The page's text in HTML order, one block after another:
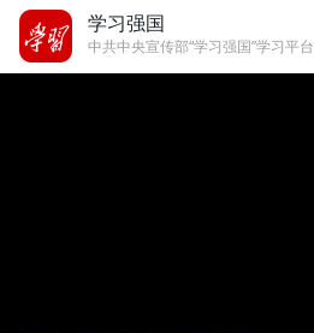
学习强国
中共中央宣传部“学习强国”学习平台